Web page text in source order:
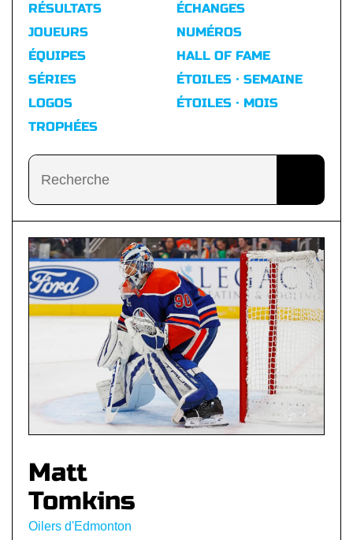
RÉSULTATS
ÉCHANGES
JOUEURS
ÉQUIPES
SÉRIES
LOGOS
TROPHÉES
NUMÉROS
HALL OF FAME
ÉTOILES · SEMAINE
ÉTOILES · MOIS
Matt
Tomkins
Oilers d'Edmonton